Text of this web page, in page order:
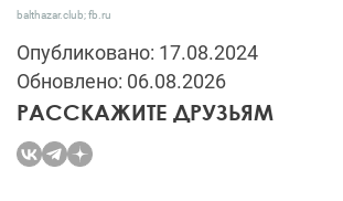
balthazar.club; fb.ru
Опубликовано: 17.08.2024
Обновлено: 06.08.2026
РАССКАЖИТЕ ДРУЗЬЯМ